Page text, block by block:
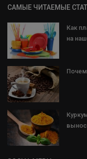
САМЫЕ ЧИТАЕМЫЕ
Как
на